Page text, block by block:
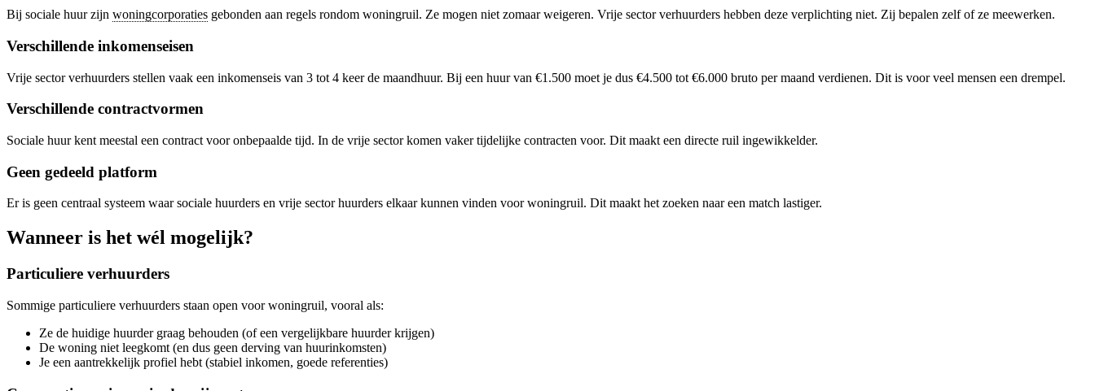
Bij sociale huur zijn woningcorporaties gebonden aan regels rondom woningruil. Ze mogen niet zomaar weigeren. Vrije sector verhuurders hebben deze verplichting niet. Zij bepalen zelf of ze meewerken.
Verschillende inkomenseisen
Vrije sector verhuurders stellen vaak een inkomenseis van 3 tot 4 keer de maandhuur. Bij een huur van €1.500 moet je dus €4.500 tot €6.000 bruto per maand verdienen. Dit is voor veel mensen een drempel.
Verschillende contractvormen
Sociale huur kent meestal een contract voor onbepaalde tijd. In de vrije sector komen vaker tijdelijke contracten voor. Dit maakt een directe ruil ingewikkelder.
Geen gedeeld platform
Er is geen centraal systeem waar sociale huurders en vrije sector huurders elkaar kunnen vinden voor woningruil. Dit maakt het zoeken naar een match lastiger.
Wanneer is het wél mogelijk?
Particuliere verhuurders
Sommige particuliere verhuurders staan open voor woningruil, vooral als:
Ze de huidige huurder graag behouden (of een vergelijkbare huurder krijgen)
De woning niet leegkomt (en dus geen derving van huurinkomsten)
Je een aantrekkelijk profiel hebt (stabiel inkomen, goede referenties)